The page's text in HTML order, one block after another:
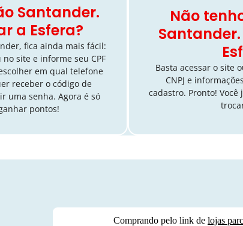
Santander.
a Esfera?
fica ainda mais fácil:
site e informe seu CPF
em qual telefone
receber o código de
uma senha. Agora é só
pontos!
Não
Basta acessar o site
CNPJ e
cadastro. Pronto!
Comprando pelo link de lojas